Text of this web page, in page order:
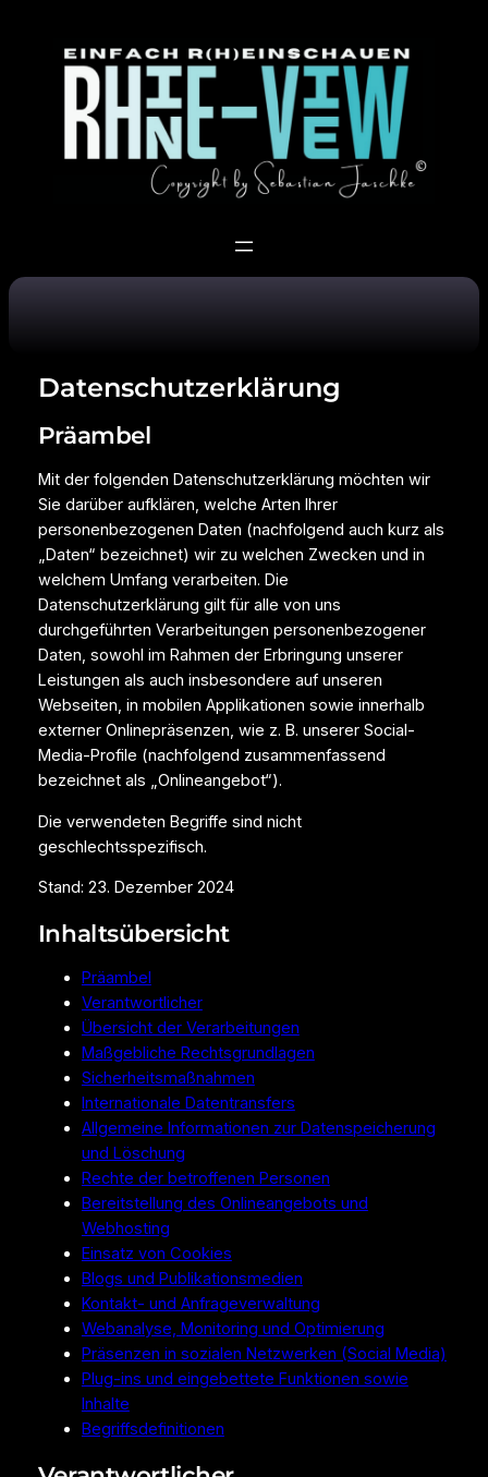
springen
Datenschutzerklärung
Präambel
Mit der folgenden Datenschutzerklärung möchten wir
Sie darüber aufklären, welche Arten Ihrer
personenbezogenen Daten (nachfolgend auch kurz als
„Daten“ bezeichnet) wir zu welchen Zwecken und in
welchem Umfang verarbeiten. Die
Datenschutzerklärung gilt für alle von uns
durchgeführten Verarbeitungen personenbezogener
Daten, sowohl im Rahmen der Erbringung unserer
Leistungen als auch insbesondere auf unseren
Webseiten, in mobilen Applikationen sowie innerhalb
externer Onlinepräsenzen, wie z. B. unserer Social-
Media-Profile (nachfolgend zusammenfassend
bezeichnet als „Onlineangebot“).
Die verwendeten Begriffe sind nicht
geschlechtsspezifisch.
Stand: 23. Dezember 2024
Inhaltsübersicht
Präambel
Verantwortlicher
Übersicht der Verarbeitungen
Maßgebliche Rechtsgrundlagen
Sicherheitsmaßnahmen
Internationale Datentransfers
Allgemeine Informationen zur Datenspeicherung
und Löschung
Rechte der betroffenen Personen
Bereitstellung des Onlineangebots und
Webhosting
Einsatz von Cookies
Blogs und Publikationsmedien
Kontakt- und Anfrageverwaltung
Webanalyse, Monitoring und Optimierung
Präsenzen in sozialen Netzwerken (Social Media)
Plug-ins und eingebettete Funktionen sowie
Inhalte
Begriffsdefinitionen